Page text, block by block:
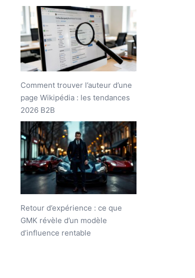
Comment trouver l’auteur d’une
page Wikipédia : les tendances
2026 B2B
Retour d’expérience : ce que
GMK révèle d’un modèle
d’influence rentable